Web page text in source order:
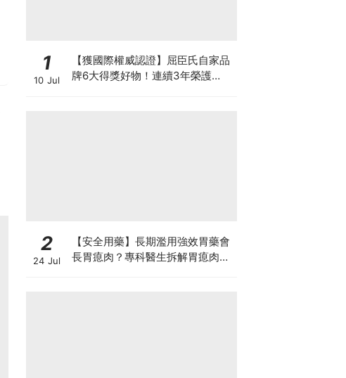
1
10 Jul
【獲國際權威認證】屈臣氏自家品
牌6大得獎好物！連續3年榮護
2
24 Jul
【安全用藥】長期濫用強效胃藥會
長胃瘜肉？專科醫生拆解胃瘜肉癌